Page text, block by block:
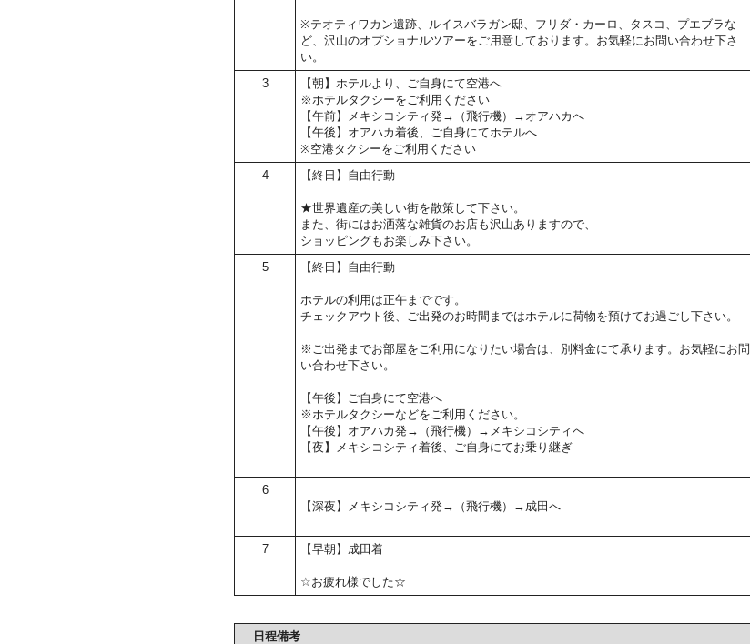
※テオティワカン遺跡、ルイスバラガン邸、フリダ・カーロ、タスコ、プエブラな
ど、沢山のオプショナルツアーをご用意しております。お気軽にお問い合わせ下さ
い。
3
【朝】ホテルより、ご自身にて空港へ
※ホテルタクシーをご利用ください
【午前】メキシコシティ発→（飛行機）→オアハカへ
【午後】オアハカ着後、ご自身にてホテルへ
※空港タクシーをご利用ください
4 【終日】自由行動
★世界遺産の美しい街を散策して下さい。
また、街にはお洒落な雑貨のお店も沢山ありますので、
ショッピングもお楽しみ下さい。
5 【終日】自由行動
ホテルの利用は正午までです。
チェックアウト後、ご出発のお時間まではホテルに荷物を預けてお過ごし下さい。
※ご出発までお部屋をご利用になりたい場合は、別料金にて承ります。お気軽にお問
い合わせ下さい。
【午後】ご自身にて空港へ
※ホテルタクシーなどをご利用ください。
【午後】オアハカ発→（飛行機）→メキシコシティへ
【夜】メキシコシティ着後、ご自身にてお乗り継ぎ
6
【深夜】メキシコシティ発→（飛行機）→成田へ
7 【早朝】成田着
☆お疲れ様でした☆
日程備考